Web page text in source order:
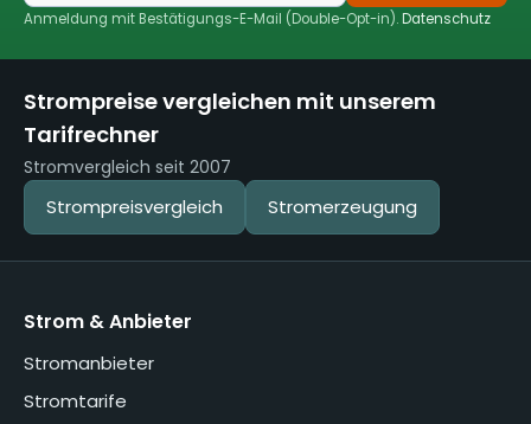
Anmeldung mit Bestätigungs-E-Mail (Double-Opt-in).Datenschutz
Strompreise vergleichen mit unserem
Tarifrechner
Stromvergleich seit 2007
Strompreisvergleich Stromerzeugung
Strom & Anbieter
Stromanbieter
Stromtarife